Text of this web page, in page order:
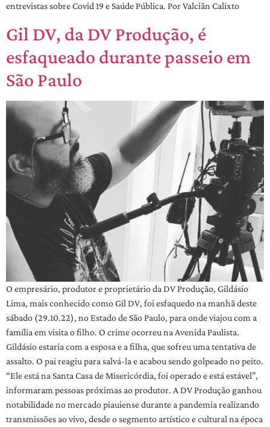
entrevistas sobre Covid 19 e Saúde Pública. Por Valciãn Calixto
Gil DV, da DV Produção, é
esfaqueado durante passeio em
São Paulo
O empresário, produtor e proprietário da DV Produção, Gildásio
Lima, mais conhecido como Gil DV, foi esfaquedo na manhã deste
sábado (29.10.22), no Estado de São Paulo, para onde viajou com a
família em visita o filho. O crime ocorreu na Avenida Paulista.
Gildásio estaria com a esposa e a filha, que sofreu uma tentativa de
assalto. O pai reagiu para salvá-la e acabou sendo golpeado no peito.
“Ele está na Santa Casa de Misericórdia, foi operado e está estável”,
informaram pessoas próximas ao produtor. A DV Produção ganhou
notabilidade no mercado piauiense durante a pandemia realizando
transmissões ao vivo, desde o segmento artístico e cultural na época